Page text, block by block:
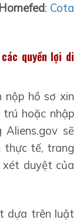
: Cota
quyền lợi di
nộp hồ sơ xin
hoặc nhập
sẽ
thực tế, trang
duyệt của
dựa trên luật